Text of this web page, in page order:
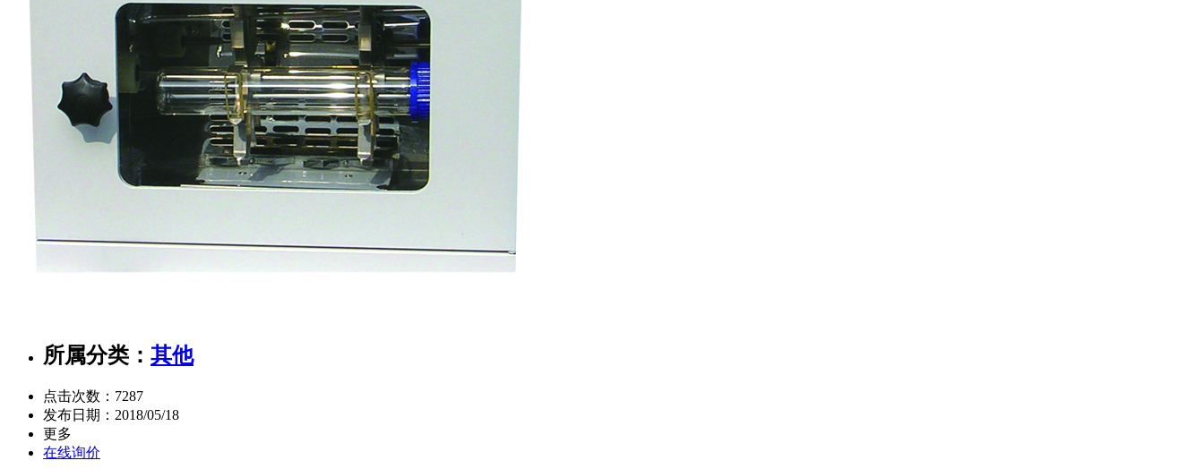
所属分类： 其他
点击次数： 7287
发布日期： 2018/05/18
更多
在线询价